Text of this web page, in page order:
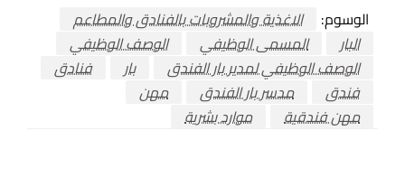
الوسوم:
الاغذية والمشروبات بالفنادق والمطاعم
البار
المسمى الوظيفي
الوصف الوظيفي
الوصف الوظيفي لمدير بار الفندق
بار
فنادق
فندق
مدسر بار الفندق
مهن
مهن فندقية
موارد بشرية